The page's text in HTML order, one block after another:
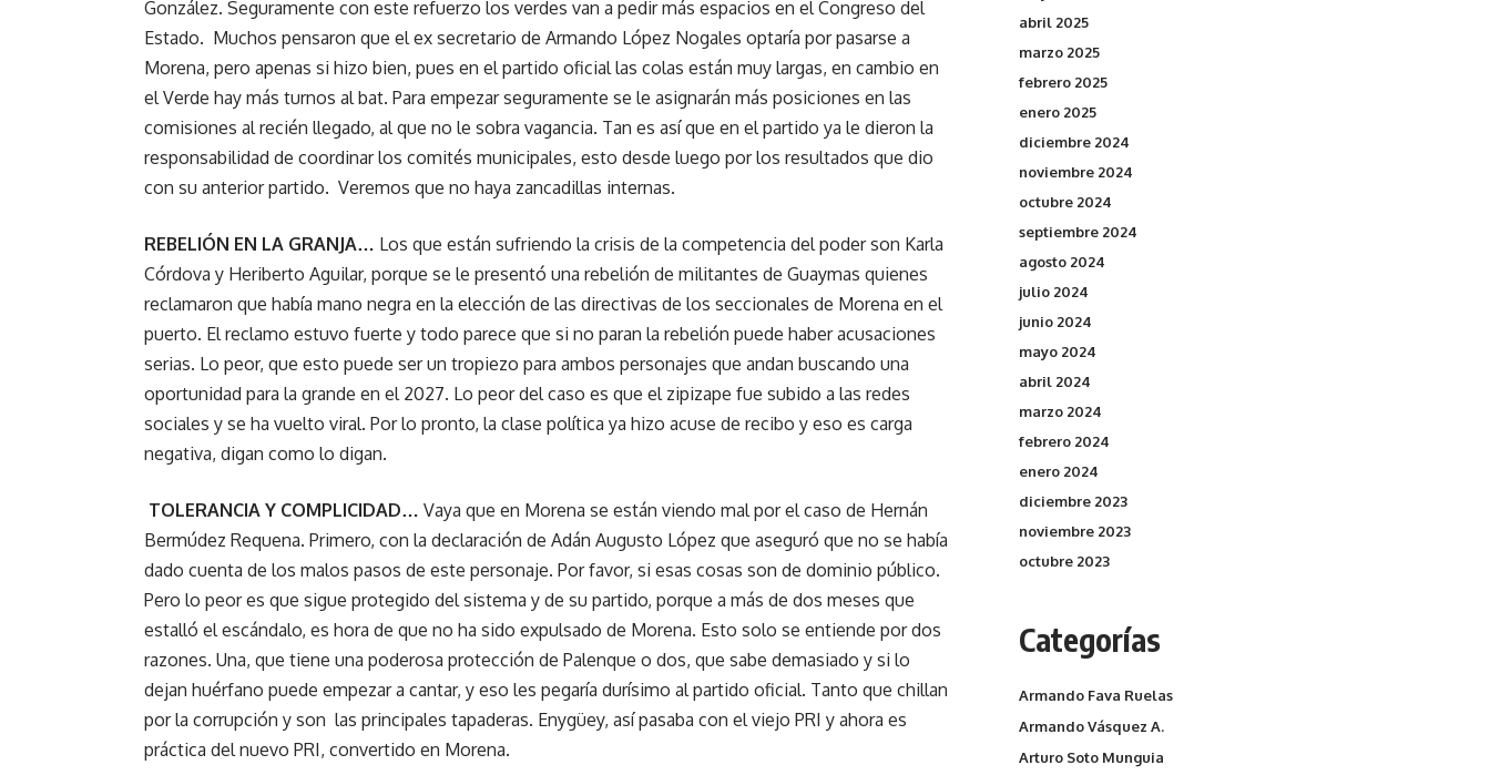
González. Seguramente con este refuerzo los verdes van a pedir más espacios en el Congreso del
Estado. Muchos pensaron que el ex secretario de Armando López Nogales optaría por pasarse a
Morena, pero apenas si hizo bien, pues en el partido oficial las colas están muy largas, en cambio en
el Verde hay más turnos al bat. Para empezar seguramente se le asignarán más posiciones en las
comisiones al recién llegado, al que no le sobra vagancia. Tan es así que en el partido ya le dieron la
responsabilidad de coordinar los comités municipales, esto desde luego por los resultados que dio
con su anterior partido. Veremos que no haya zancadillas internas.
REBELIÓN EN LA GRANJA… Los que están sufriendo la crisis de la competencia del poder son Karla
Córdova y Heriberto Aguilar, porque se le presentó una rebelión de militantes de Guaymas quienes
reclamaron que había mano negra en la elección de las directivas de los seccionales de Morena en el
puerto. El reclamo estuvo fuerte y todo parece que si no paran la rebelión puede haber acusaciones
serias. Lo peor, que esto puede ser un tropiezo para ambos personajes que andan buscando una
oportunidad para la grande en el 2027. Lo peor del caso es que el zipizape fue subido a las redes
sociales y se ha vuelto viral. Por lo pronto, la clase política ya hizo acuse de recibo y eso es carga
negativa, digan como lo digan.
TOLERANCIA Y COMPLICIDAD… Vaya que en Morena se están viendo mal por el caso de Hernán
Bermúdez Requena. Primero, con la declaración de Adán Augusto López que aseguró que no se había
dado cuenta de los malos pasos de este personaje. Por favor, si esas cosas son de dominio público.
Pero lo peor es que sigue protegido del sistema y de su partido, porque a más de dos meses que
estalló el escándalo, es hora de que no ha sido expulsado de Morena. Esto solo se entiende por dos
razones. Una, que tiene una poderosa protección de Palenque o dos, que sabe demasiado y si lo
dejan huérfano puede empezar a cantar, y eso les pegaría durísimo al partido oficial. Tanto que chillan
por la corrupción y son las principales tapaderas. Enygüey, así pasaba con el viejo PRI y ahora es
práctica del nuevo PRI, convertido en Morena.
abril 2025
marzo 2025
febrero 2025
enero 2025
diciembre 2024
noviembre 2024
octubre 2024
septiembre 2024
agosto 2024
julio 2024
junio 2024
mayo 2024
abril 2024
marzo 2024
febrero 2024
enero 2024
diciembre 2023
noviembre 2023
octubre 2023
Categorías
Armando Fava Ruelas
Armando Vásquez A.
Arturo Soto Munguia